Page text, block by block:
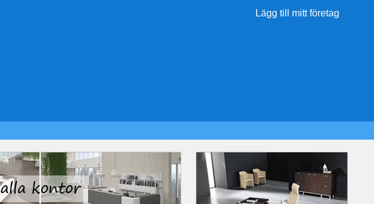
Lägg till mitt företag